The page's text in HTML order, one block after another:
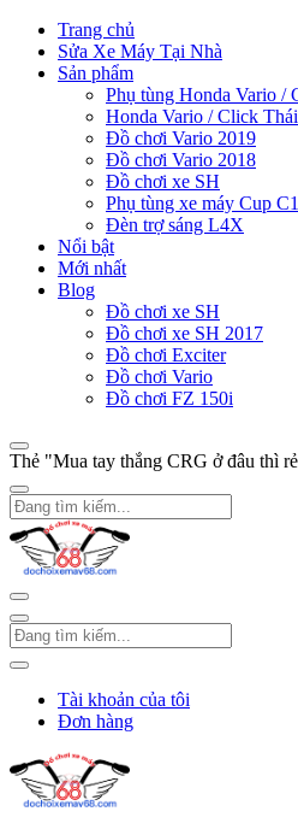
Trang chủ
Sửa Xe Máy Tại Nhà
Sản phẩm
Phụ tùng Honda Vario /
Honda Vario / Click
Đồ chơi Vario 2019
Đồ chơi Vario 2018
Đồ chơi xe SH
Phụ tùng xe máy Cup
Đèn trợ sáng L4X
Nổi bật
Mới nhất
Blog
Đồ chơi xe SH
Đồ chơi xe SH 2017
Đồ chơi Exciter
Đồ chơi Vario
Đồ chơi FZ 150i
Thẻ "Mua tay thắng CRG ở đâu thì
Tài khoản của tôi
Đơn hàng